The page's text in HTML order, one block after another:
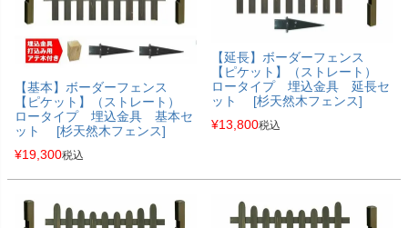
【基本】ボーダーフェンス
【ピケット】（ストレート）
ロータイプ 埋込金具 基本セ
ット [杉天然木フェンス]
¥19,300税込
【延長】ボーダーフェンス
【ピケット】（ストレート）
ロータイプ 埋込金具 延長セ
ット [杉天然木フェンス]
¥13,800税込